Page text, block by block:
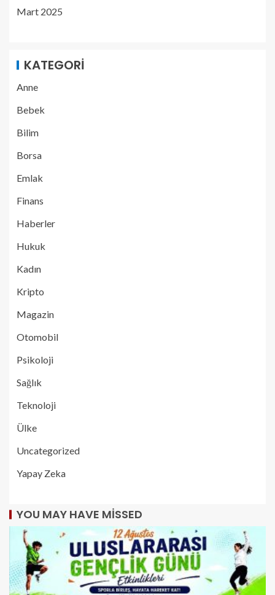
Mart 2025
KATEGORI
Anne
Bebek
Bilim
Borsa
Emlak
Finans
Haberler
Hukuk
Kadın
Kripto
Magazin
Otomobil
Psikoloji
Sağlık
Teknoloji
Ülke
Uncategorized
Yapay Zeka
YOU MAY HAVE MISSED